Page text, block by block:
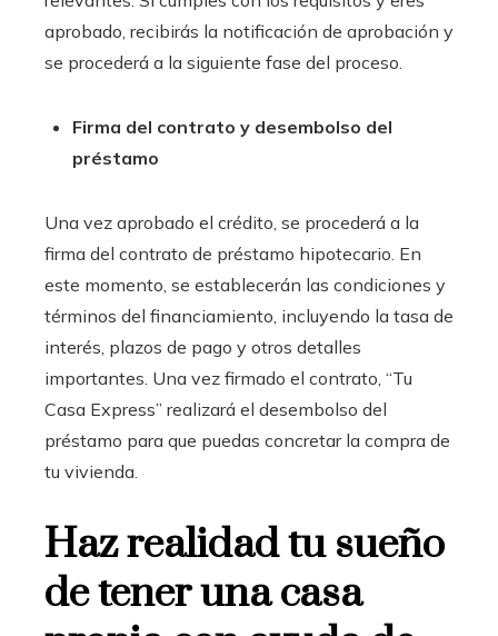
aprobado, recibirás la notificación de aprobación y
se procederá a la siguiente fase del proceso.
Firma del contrato y desembolso del
préstamo
Una vez aprobado el crédito, se procederá a la
firma del contrato de préstamo hipotecario. En
este momento, se establecerán las condiciones y
términos del financiamiento, incluyendo la tasa de
interés, plazos de pago y otros detalles
importantes. Una vez firmado el contrato, “Tu
Casa Express” realizará el desembolso del
préstamo para que puedas concretar la compra de
tu vivienda.
Haz realidad tu sueño
de tener una casa